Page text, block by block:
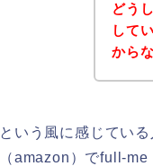
どう
して
から
という風に感じてい
（amazon）でfull-